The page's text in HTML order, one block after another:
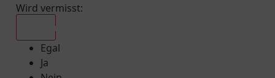
Wird vermisst:
Egal
Ja